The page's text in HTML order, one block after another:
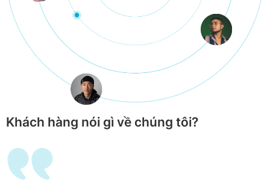
Khách hàng nói gì về chúng tôi?